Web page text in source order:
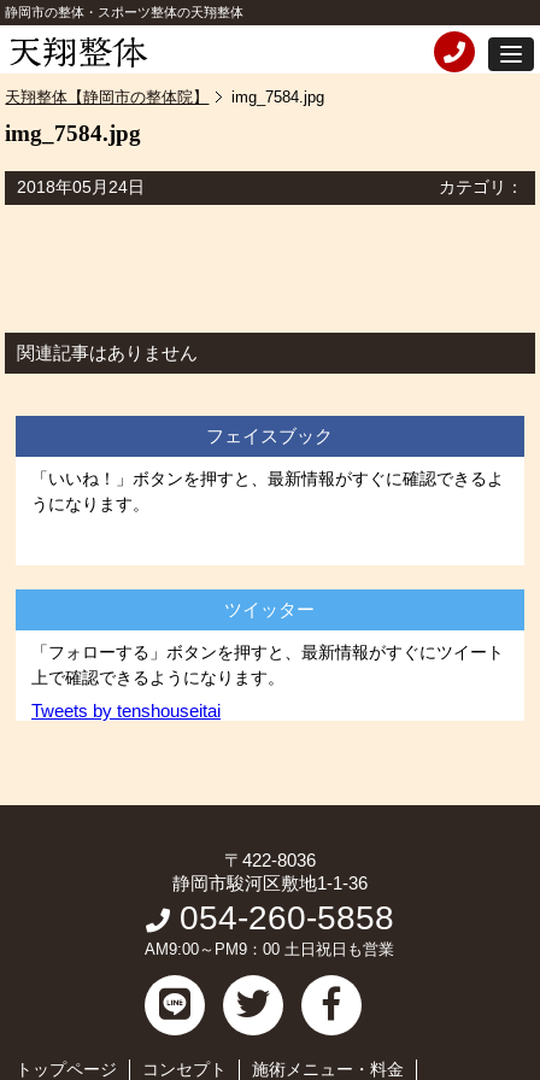
静岡市の整体・スポーツ整体の天翔整体
天翔整体【静岡市の整体院】 img_7584.jpg
img_7584.jpg
2018年05月24日 カテゴリ：
関連記事はありません
フェイスブック
「いいね！」ボタンを押すと、最新情報がすぐに確認できるよ
うになります。
ツイッター
「フォローする」ボタンを押すと、最新情報がすぐにツイート
上で確認できるようになります。
Tweets by tenshouseitai
〒422-8036
静岡市駿河区敷地1-1-36
054-260-5858
AM9:00～PM9：00 土日祝日も営業
トップページ コンセプト 施術メニュー・料金